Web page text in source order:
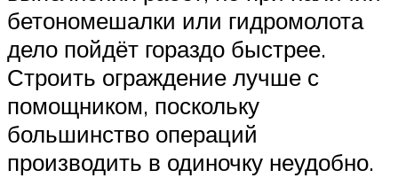
бетономешалки или гидромолота
дело пойдёт гораздо быстрее.
Строить ограждение лучше с
помощником, поскольку
большинство операций
производить в одиночку неудобно.